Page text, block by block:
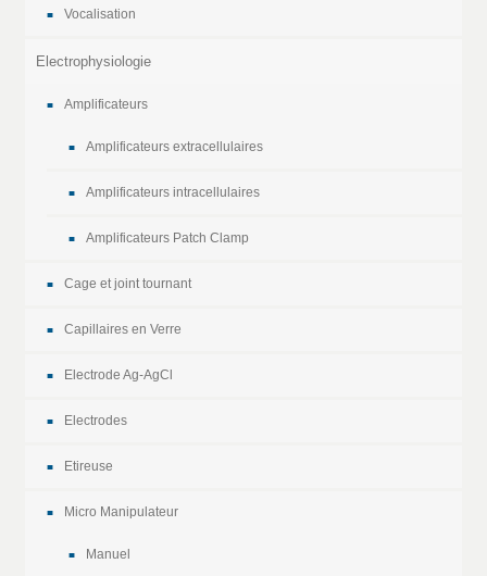
Vocalisation
Electrophysiologie
Amplificateurs
Amplificateurs extracellulaires
Amplificateurs intracellulaires
Amplificateurs Patch Clamp
Cage et joint tournant
Capillaires en Verre
Electrode Ag-AgCl
Electrodes
Etireuse
Micro Manipulateur
Manuel